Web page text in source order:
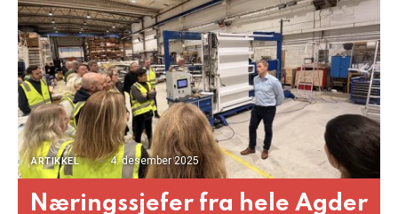
ARTIKKEL 4. desember 2025
Næringssjefer fra hele Agder